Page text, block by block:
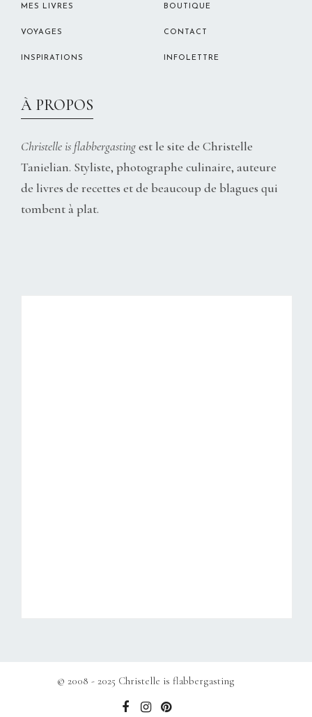
MES LIVRES
VOYAGES
INSPIRATIONS
BOUTIQUE
CONTACT
INFOLETTRE
À PROPOS
Christelle is flabbergastingest le site de Christelle
Tanielian. Styliste, photographe culinaire, auteure
de livres de recettes et de beaucoup de blagues qui
tombent à plat.
© 2008 - 2025 Christelle is flabbergasting